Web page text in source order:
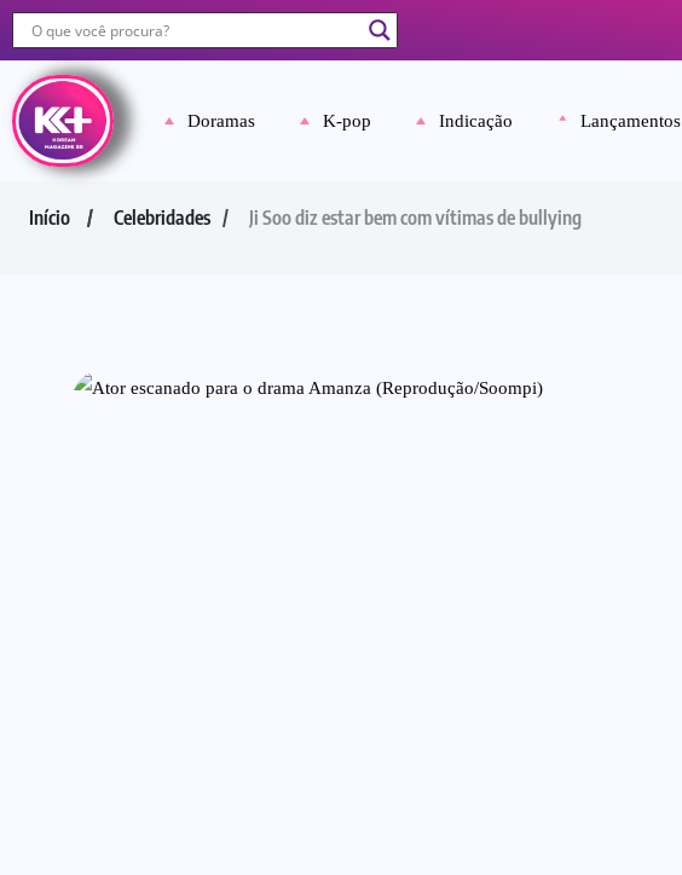
Doramas K-pop Indicação Lançamentos
Início Celebridades Ji Soo diz estar bem com vítimas de bullying